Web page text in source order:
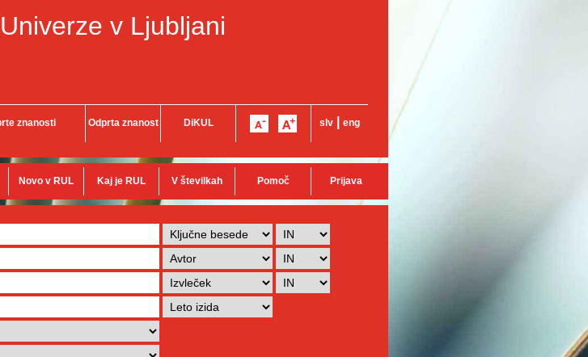
v Ljubljani
znanosti Odprta znanost DiKUL slv eng
Novo v RUL Kaj je RUL V številkah Pomoč Prijava